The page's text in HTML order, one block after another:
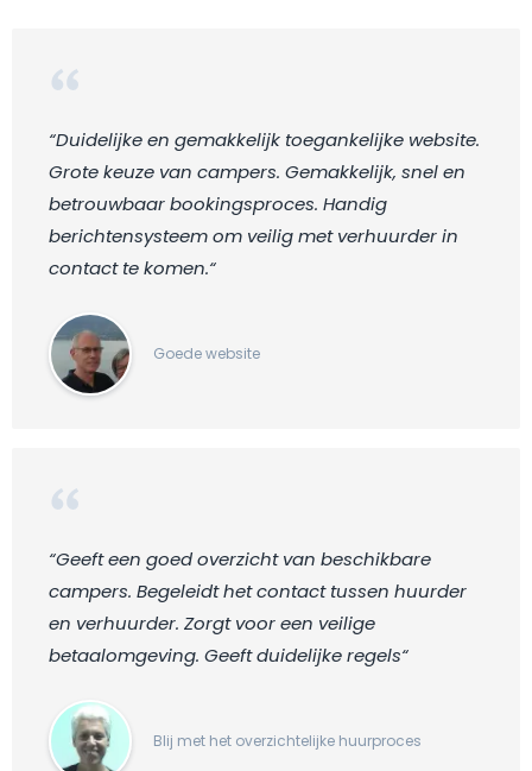
“Duidelijke en gemakkelijk toegankelijke website.
Grote keuze van campers. Gemakkelijk, snel en
betrouwbaar bookingsproces. Handig
berichtensysteem om veilig met verhuurder in
contact te komen.“
Goede website
“Geeft een goed overzicht van beschikbare
campers. Begeleidt het contact tussen huurder
en verhuurder. Zorgt voor een veilige
betaalomgeving. Geeft duidelijke regels“
Blij met het overzichtelijke huurproces